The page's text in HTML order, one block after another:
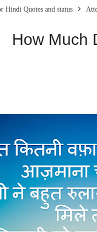
Hindi Quotes and status
How Much